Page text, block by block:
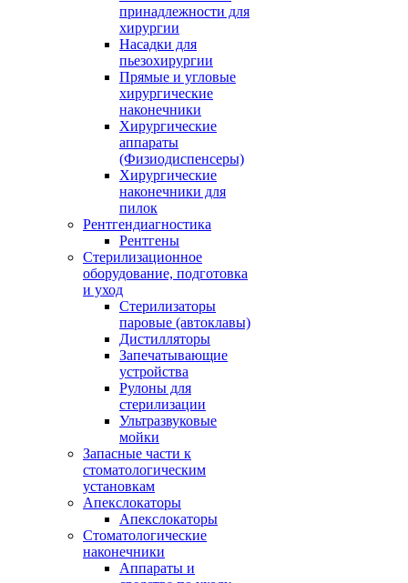
принадлежности для
хирургии
Насадки для
пьезохирургии
Прямые и угловые
хирургические
наконечники
Хирургические
аппараты
(Физиодиспенсеры)
Хирургические
наконечники для
пилок
Рентгендиагностика
Рентгены
Стерилизационное
оборудование, подготовка
и уход
Стерилизаторы
паровые (автоклавы)
Дистилляторы
Запечатывающие
устройства
Рулоны для
стерилизации
Ультразвуковые
мойки
Запасные части к
стоматологическим
установкам
Апекслокаторы
Апекслокаторы
Стоматологические
наконечники
Аппараты и